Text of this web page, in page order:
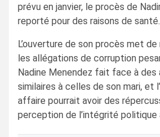
prévu en janvier, le procès de
reporté pour des raisons de santé.
L’ouverture de son procès met de
les allégations de corruption
Nadine Menendez fait face à des
similaires à celles de son mari, et
affaire pourrait avoir des
perception de l’intégrité politique